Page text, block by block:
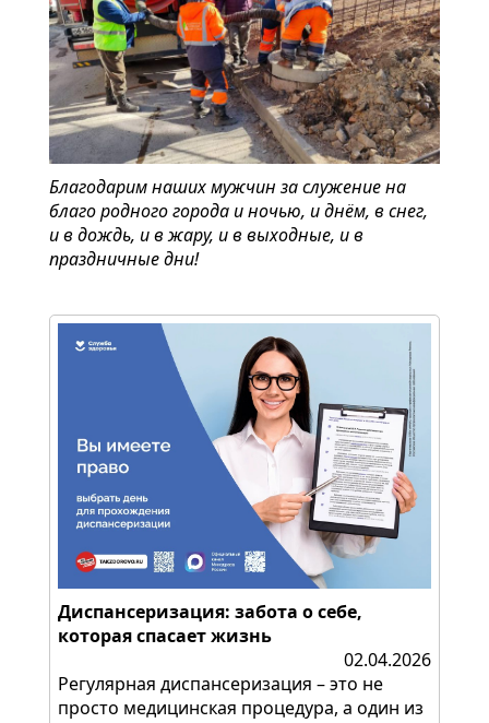
Благодарим наших мужчин за служение на
благо родного города и ночью, и днём, в снег,
и в дождь, и в жару, и в выходные, и в
праздничные дни!
Диспансеризация: забота о себе,
которая спасает жизнь
02.04.2026
Регулярная диспансеризация – это не
просто медицинская процедура, а один из